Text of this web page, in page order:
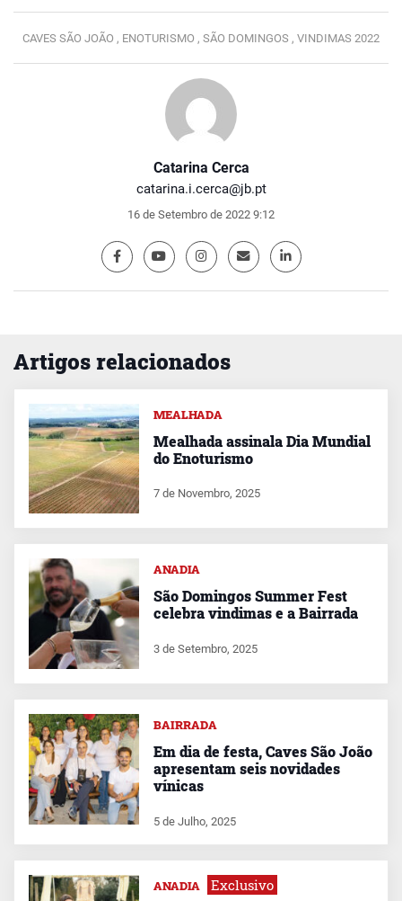
Catarina Cerca
catarina.i.cerca@jb.pt
16 de Setembro de 2022 9:12
CAVES SÃO JOÃO , ENOTURISMO , SÃO DOMINGOS , VINDIMAS 2022
Artigos relacionados
MEALHADA
Mealhada assinala Dia Mundial
do Enoturismo
7 de Novembro, 2025
ANADIA
São Domingos Summer Fest
celebra vindimas e a Bairrada
3 de Setembro, 2025
BAIRRADA
Em dia de festa, Caves São João
apresentam seis novidades
vínicas
5 de Julho, 2025
ANADIA Exclusivo